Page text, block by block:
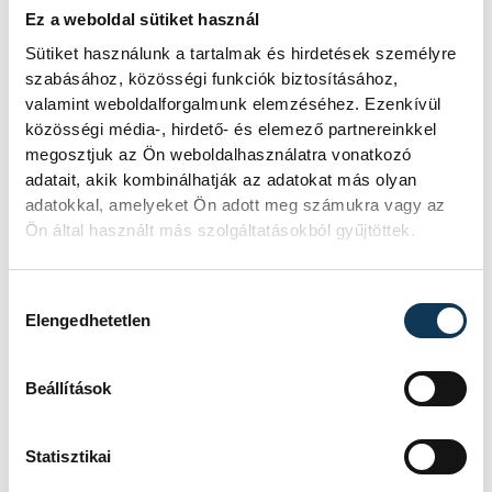
Ez a weboldal sütiket használ
Sütiket használunk a tartalmak és hirdetések személyre
szabásához, közösségi funkciók biztosításához,
valamint weboldalforgalmunk elemzéséhez. Ezenkívül
közösségi média-, hirdető- és elemező partnereinkkel
megosztjuk az Ön weboldalhasználatra vonatkozó
adatait, akik kombinálhatják az adatokat más olyan
adatokkal, amelyeket Ön adott meg számukra vagy az
Ön által használt más szolgáltatásokból gyűjtöttek.
Elengedhetetlen
Beállítások
Statisztikai
KÖZÉLET